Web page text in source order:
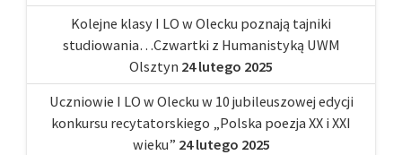
Kolejne klasy I LO w Olecku poznają tajniki
studiowania…Czwartki z Humanistyką UWM
Olsztyn 24 lutego 2025
Uczniowie I LO w Olecku w 10 jubileuszowej edycji
konkursu recytatorskiego „Polska poezja XX i XXI
wieku” 24 lutego 2025